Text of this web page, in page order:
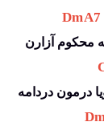
Dm A7
محکوم آزارن
درمون دردامه